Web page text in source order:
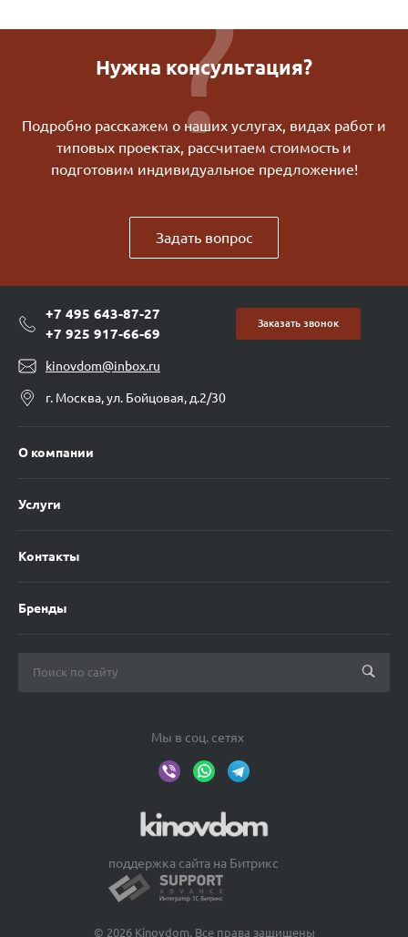
Нужна консультация?
Подробно расскажем о наших услугах, видах работ и
типовых проектах, рассчитаем стоимость и
подготовим индивидуальное предложение!
Задать вопрос
+7 495 643-87-27
+7 925 917-66-69
Заказать звонок
kinovdom@inbox.ru
г. Москва, ул. Бойцовая, д.2/30
О компании
Услуги
Контакты
Бренды
Мы в соц. сетях
© 2026 Kinovdom, Все права защищены
поддержка сайта на Битрикс